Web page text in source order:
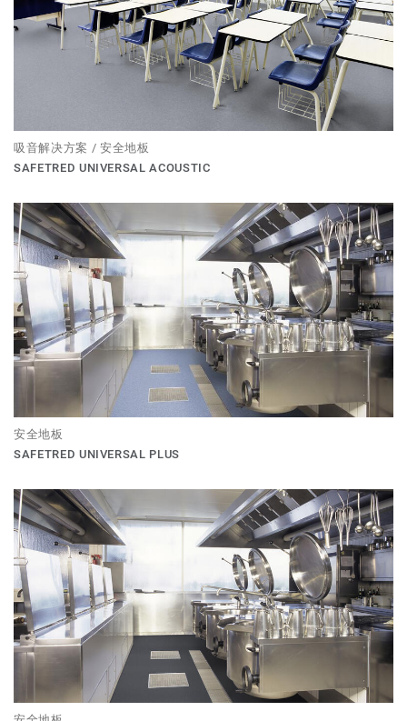
吸音解决方案 / 安全地板
SAFETRED UNIVERSAL ACOUSTIC
安全地板
SAFETRED UNIVERSAL PLUS